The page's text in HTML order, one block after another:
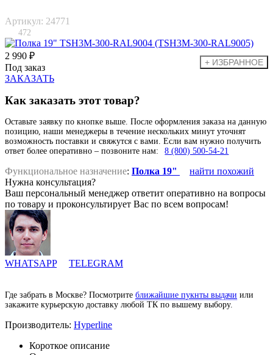
Артикул: 24771
472
2 990 ₽
Под заказ
ЗАКАЗАТЬ
Как заказать этот товар?
Оставьте заявку по кнопке выше. После оформления заказа на данную
позицию, наши менеджеры в течение нескольких минут уточнят
возможность поставки и свяжутся с вами. Если вам нужно получить
ответ более оперативно – позвоните нам:
8 (800) 500-54-21
Функциональное назначение: Полка 19"
найти похожий
Нужна консультация?
Ваш персональный менеджер ответит оперативно на вопросы
по товару и проконсультирует Вас по всем вопросам!
WHATSAPP TELEGRAM
Где забрать в Москве? Посмотрите ближайшие пукнты выдачи или
закажите курьерскую доставку любой ТК по вышему выбору.
Производитель: Hyperline
Короткое описание